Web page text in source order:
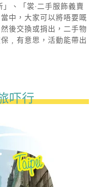
、「裳‧二手服飾義賣
中，大家可以將唔要嘅
後交換或捐出，二手物
﹐有意思，活動能帶出
吓行